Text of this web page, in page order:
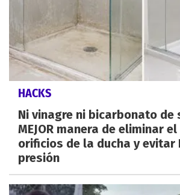
HACKS
Ni vinagre ni bicarbonato de
MEJOR manera de eliminar
orificios de la ducha y evitar
presión